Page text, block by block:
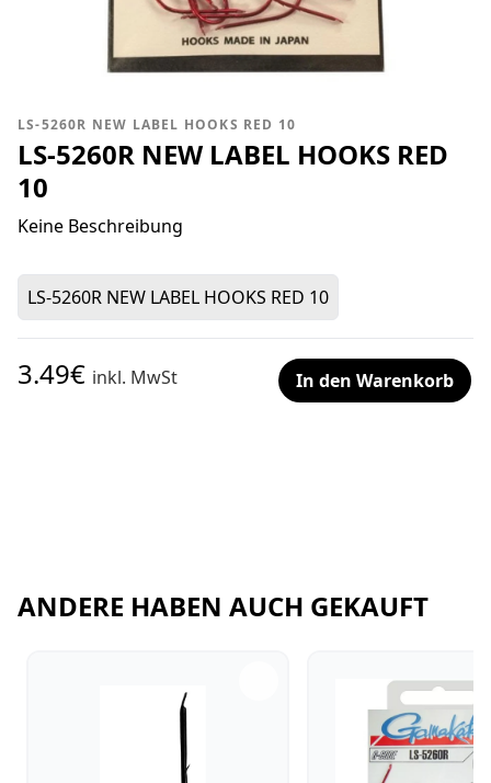
LS-5260R NEW LABEL HOOKS RED 10
LS-5260R NEW LABEL HOOKS RED
10
Keine Beschreibung
LS-5260R NEW LABEL HOOKS RED 10
3.49€ inkl. MwSt In den Warenkorb
ANDERE HABEN AUCH GEKAUFT